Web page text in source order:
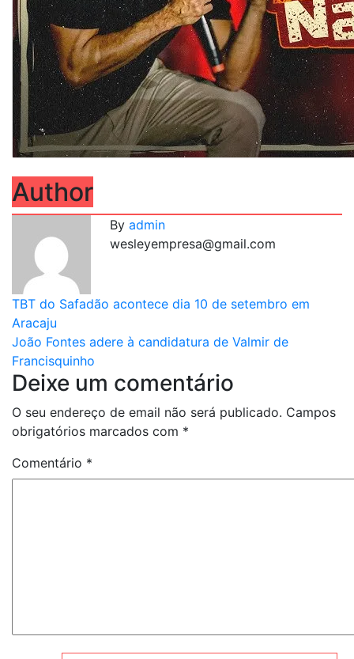
Author
By admin
wesleyempresa@gmail.com
Navegação
de
artigos
TBT do Safadão acontece dia 10 de setembro em
Aracaju
João Fontes adere à candidatura de Valmir de
Francisquinho
Deixe um comentário
O seu endereço de email não será publicado. Campos
obrigatórios marcados com *
Comentário *